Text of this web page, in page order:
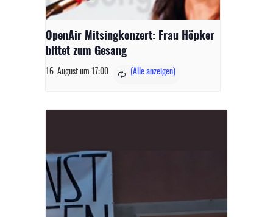
OpenAir Mitsingkonzert: Frau Höpker
bittet zum Gesang
16. August um 17:00